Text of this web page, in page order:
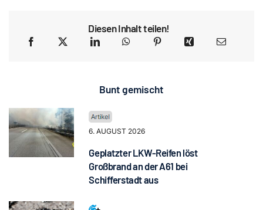
Diesen Inhalt teilen!
Bunt gemischt
6. AUGUST 2026
Geplatzter LKW-Reifen löst
Großbrand an der A61 bei
Schifferstadt aus